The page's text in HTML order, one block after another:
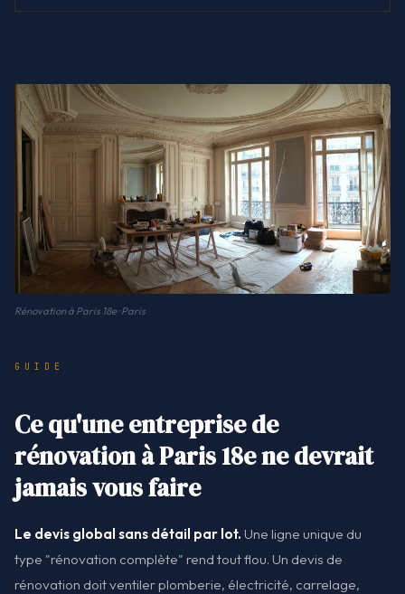
Rénovation à Paris 18e · Paris
GUIDE
Ce qu'une entreprise de
rénovation à Paris 18e ne devrait
jamais vous faire
Le devis global sans détail par lot. Une ligne unique du
type "rénovation complète" rend tout flou. Un devis de
rénovation doit ventiler plomberie, électricité, carrelage,